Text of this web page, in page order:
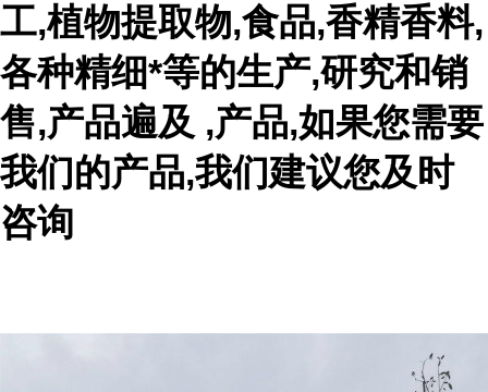
工,植物提取物,食品,香精香料,
各种精细*等的生产,研究和销
售,产品遍及 ,产品,如果您需要
我们的产品,我们建议您及时
咨询